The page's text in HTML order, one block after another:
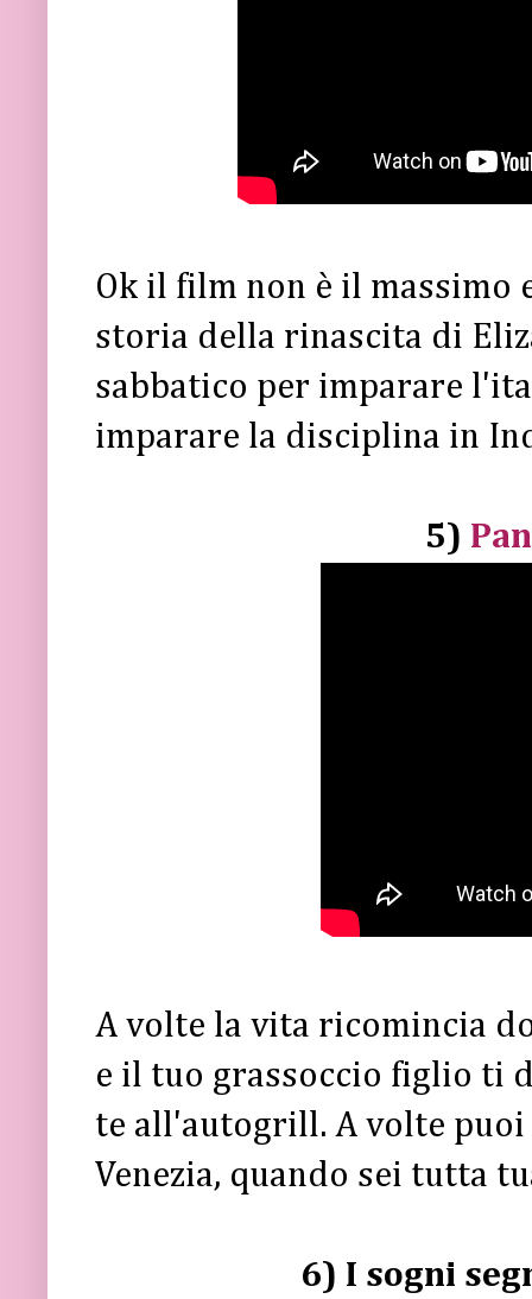
Ok il film non è il
storia della rinascita di
sabbatico per imparare
imparare la disciplina in
5)
A volte la vita ricomincia
e il tuo grassoccio figlio ti
te all'autogrill. A volte puoi
Venezia, quando sei tutta
6) I sogni